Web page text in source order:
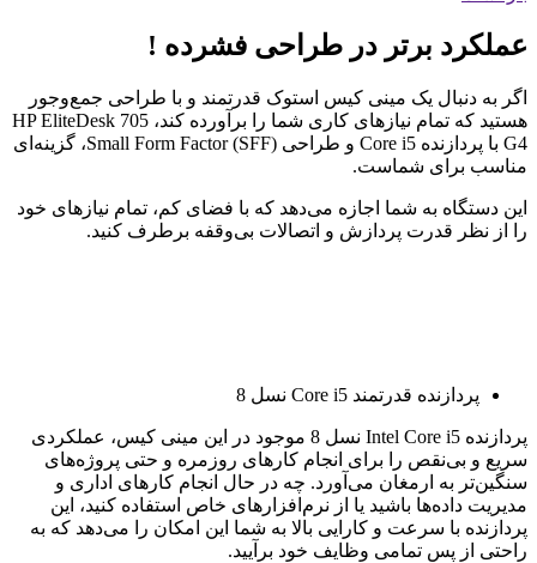
عملکرد برتر در طراحی فشرده !
اگر به دنبال یک مینی کیس استوک قدرتمند و با طراحی جمع‌وجور
هستید که تمام نیازهای کاری شما را برآورده کند، HP EliteDesk 705
G4 با پردازنده Core i5 و طراحی Small Form Factor (SFF)، گزینه‌ای
مناسب برای شماست.
این دستگاه به شما اجازه می‌دهد که با فضای کم، تمام نیازهای خود
را از نظر قدرت پردازش و اتصالات بی‌وقفه برطرف کنید.
پردازنده قدرتمند Core i5 نسل 8
پردازنده Intel Core i5 نسل 8 موجود در این مینی کیس، عملکردی
سریع و بی‌نقص را برای انجام کارهای روزمره و حتی پروژه‌های
سنگین‌تر به ارمغان می‌آورد. چه در حال انجام کارهای اداری و
مدیریت داده‌ها باشید یا از نرم‌افزارهای خاص استفاده کنید، این
پردازنده با سرعت و کارایی بالا به شما این امکان را می‌دهد که به
راحتی از پس تمامی وظایف خود برآیید.